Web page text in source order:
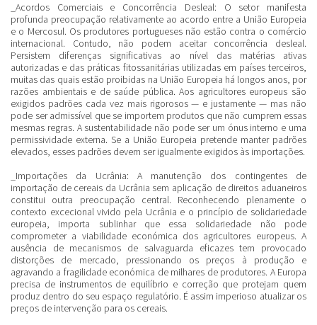
_Acordos Comerciais e Concorrência Desleal: O setor manifesta
profunda preocupação relativamente ao acordo entre a União Europeia
e o Mercosul. Os produtores portugueses não estão contra o comércio
internacional. Contudo, não podem aceitar concorrência desleal.
Persistem diferenças significativas ao nível das matérias ativas
autorizadas e das práticas fitossanitárias utilizadas em países terceiros,
muitas das quais estão proibidas na União Europeia há longos anos, por
razões ambientais e de saúde pública. Aos agricultores europeus são
exigidos padrões cada vez mais rigorosos — e justamente — mas não
pode ser admissível que se importem produtos que não cumprem essas
mesmas regras. A sustentabilidade não pode ser um ónus interno e uma
permissividade externa. Se a União Europeia pretende manter padrões
elevados, esses padrões devem ser igualmente exigidos às importações.
_Importações da Ucrânia: A manutenção dos contingentes de
importação de cereais da Ucrânia sem aplicação de direitos aduaneiros
constitui outra preocupação central. Reconhecendo plenamente o
contexto excecional vivido pela Ucrânia e o princípio de solidariedade
europeia, importa sublinhar que essa solidariedade não pode
comprometer a viabilidade económica dos agricultores europeus. A
ausência de mecanismos de salvaguarda eficazes tem provocado
distorções de mercado, pressionando os preços à produção e
agravando a fragilidade económica de milhares de produtores. A Europa
precisa de instrumentos de equilíbrio e correção que protejam quem
produz dentro do seu espaço regulatório. É assim imperioso atualizar os
preços de intervenção para os cereais.